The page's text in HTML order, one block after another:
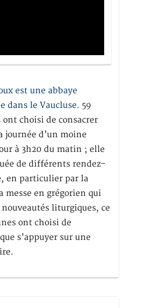
est une abbaye
dans le Vaucluse. 59
choisi de consacrer
journée d’un moine
à 3h20 du matin ; elle
de différents rendez-
en particulier par la
messe en grégorien qui
liturgiques, ce
ont choisi de
s’appuyer sur une